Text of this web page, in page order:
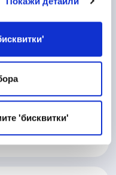
'бисквитки'